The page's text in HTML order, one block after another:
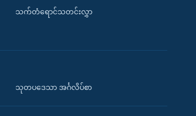
သက်တံရောင်သတင်းလွှာ
သုတပဒေသာ အင်္ဂလိပ်စာ